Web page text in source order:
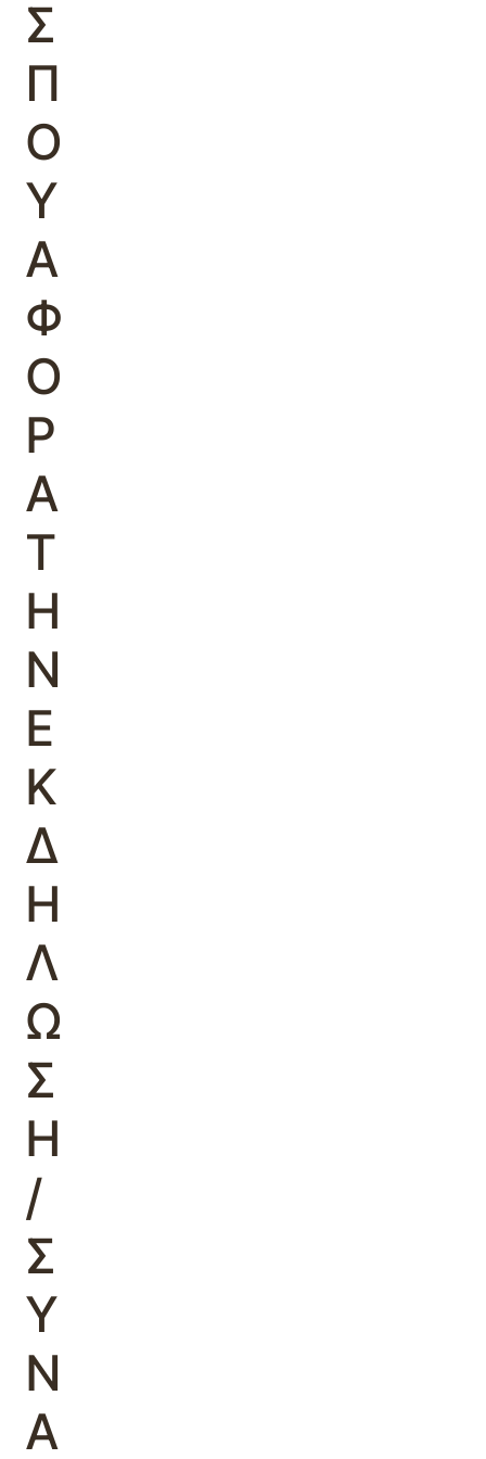
Σ
Π
Ο
Υ
Α
Φ
Ο
Ρ
Α
Τ
Η
Ν
Ε
Κ
Δ
Η
Λ
Ω
Σ
Η
/
Σ
Υ
Ν
Α